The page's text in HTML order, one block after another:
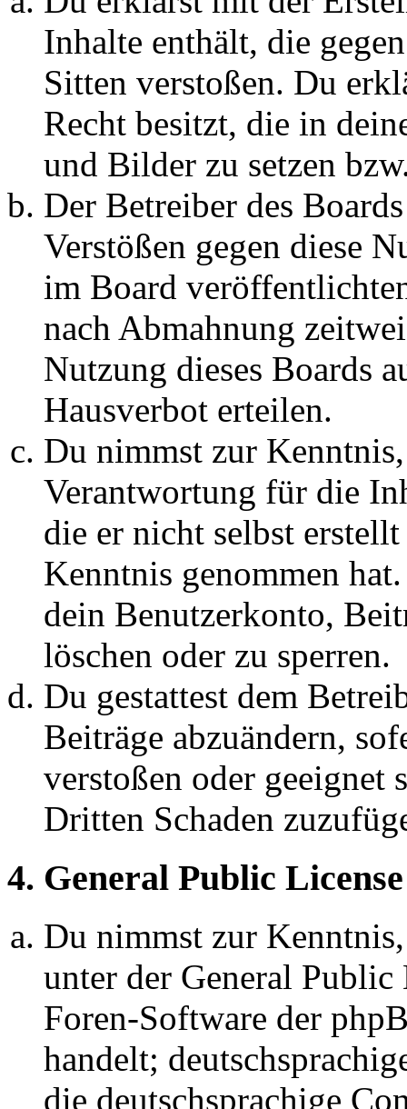
Inhalte enthält, die
Sitten verstoßen. Du
Recht besitzt, die in
und Bilder zu setzen
Der Betreiber des
Verstößen gegen diese
im Board
nach Abmahnung
Nutzung dieses Boards
Hausverbot erteilen.
Du nimmst zur
Verantwortung für die
die er nicht selbst
Kenntnis genommen
dein Benutzerkonto,
löschen oder zu sperren.
Du gestattest dem
Beiträge abzuändern,
verstoßen oder geeignet
Dritten Schaden
4. General Public License
Du nimmst zur
unter der General
Foren-Software der
handelt;
die deutschsprachige